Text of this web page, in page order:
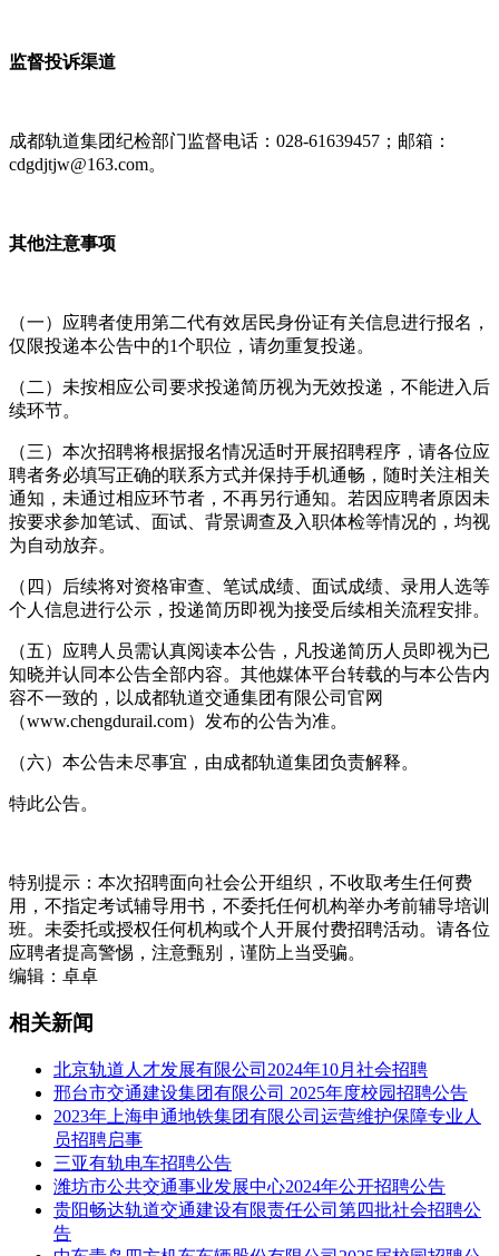
监督投诉渠道
成都轨道集团纪检部门监督电话：028-61639457；邮箱：
cdgdjtjw@163.com。
其他注意事项
（一）应聘者使用第二代有效居民身份证有关信息进行报名，
仅限投递本公告中的1个职位，请勿重复投递。
（二）未按相应公司要求投递简历视为无效投递，不能进入后
续环节。
（三）本次招聘将根据报名情况适时开展招聘程序，请各位应
聘者务必填写正确的联系方式并保持手机通畅，随时关注相关
通知，未通过相应环节者，不再另行通知。若因应聘者原因未
按要求参加笔试、面试、背景调查及入职体检等情况的，均视
为自动放弃。
（四）后续将对资格审查、笔试成绩、面试成绩、录用人选等
个人信息进行公示，投递简历即视为接受后续相关流程安排。
（五）应聘人员需认真阅读本公告，凡投递简历人员即视为已
知晓并认同本公告全部内容。其他媒体平台转载的与本公告内
容不一致的，以成都轨道交通集团有限公司官网
（www.chengdurail.com）发布的公告为准。
（六）本公告未尽事宜，由成都轨道集团负责解释。
特此公告。
特别提示：本次招聘面向社会公开组织，不收取考生任何费
用，不指定考试辅导用书，不委托任何机构举办考前辅导培训
班。未委托或授权任何机构或个人开展付费招聘活动。请各位
应聘者提高警惕，注意甄别，谨防上当受骗。
编辑：卓卓
相关新闻
北京轨道人才发展有限公司2024年10月社会招聘
邢台市交通建设集团有限公司 2025年度校园招聘公告
2023年上海申通地铁集团有限公司运营维护保障专业人
员招聘启事
三亚有轨电车招聘公告
潍坊市公共交通事业发展中心2024年公开招聘公告
贵阳畅达轨道交通建设有限责任公司第四批社会招聘公
告